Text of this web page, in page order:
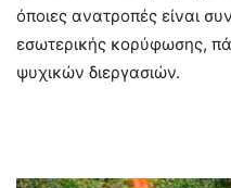
όποιες ανατροπές είναι
εσωτερικής κορύφωσης,
ψυχικών διεργασιών.